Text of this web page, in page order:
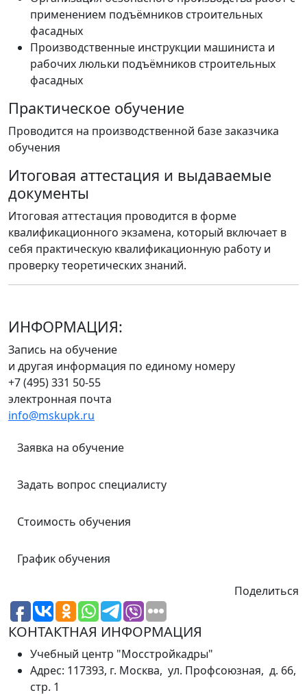
применением подъёмников строительных
фасадных
Производственные инструкции машиниста и
рабочих люльки подъёмников строительных
фасадных
Практическое обучение
Проводится на производственной базе заказчика
обучения
Итоговая аттестация и выдаваемые
документы
Итоговая аттестация проводится в форме
квалификационного экзамена, который включает в
себя практическую квалификационную работу и
проверку теоретических знаний.
ИНФОРМАЦИЯ:
Запись на обучение
и другая информация по единому номеру
+7 (495) 331 50-55
электронная почта
info@mskupk.ru
Заявка на обучение
Задать вопрос специалисту
Стоимость обучения
График обучения
Поделиться
КОНТАКТНАЯ ИНФОРМАЦИЯ
Учебный центр "Мосстройкадры"
Адрес: 117393, г. Москва, ул. Профсоюзная, д. 66,
стр. 1